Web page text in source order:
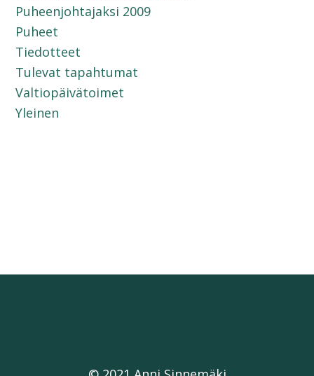
Puheenjohtajaksi 2009
Puheet
Tiedotteet
Tulevat tapahtumat
Valtiopäivätoimet
Yleinen